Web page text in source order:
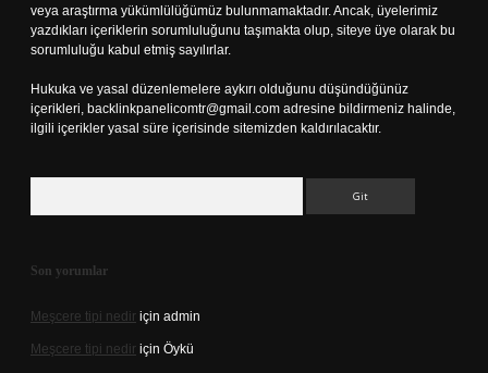
veya araştırma yükümlülüğümüz bulunmamaktadır. Ancak, üyelerimiz
yazdıkları içeriklerin sorumluluğunu taşımakta olup, siteye üye olarak bu
sorumluluğu kabul etmiş sayılırlar.
Hukuka ve yasal düzenlemelere aykırı olduğunu düşündüğünüz
içerikleri, backlinkpanelicomtr@gmail.com adresine bildirmeniz halinde,
ilgili içerikler yasal süre içerisinde sitemizden kaldırılacaktır.
Son yorumlar
Meşcere tipi nedir için admin
Meşcere tipi nedir için Öykü